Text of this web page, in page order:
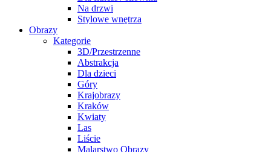
Na drzwi
Stylowe wnętrza
Obrazy
Kategorie
3D/Przestrzenne
Abstrakcja
Dla dzieci
Góry
Krajobrazy
Kraków
Kwiaty
Las
Liście
Malarstwo Obrazy